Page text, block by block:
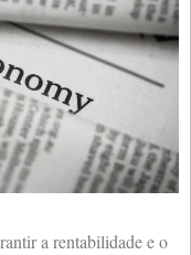
a rentabilidade e o